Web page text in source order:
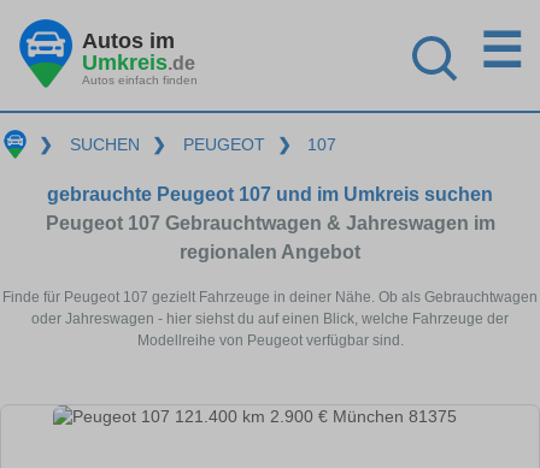
Autos im
Umkreis.de
Autos einfach finden
☰
❯ SUCHEN ❯ PEUGEOT ❯ 107
gebrauchte Peugeot 107 und im Umkreis suchen
Peugeot 107 Gebrauchtwagen & Jahreswagen im
regionalen Angebot
Finde für Peugeot 107 gezielt Fahrzeuge in deiner Nähe. Ob als Gebrauchtwagen
oder Jahreswagen - hier siehst du auf einen Blick, welche Fahrzeuge der
Modellreihe von Peugeot verfügbar sind.